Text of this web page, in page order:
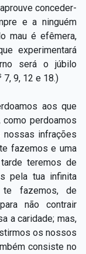
conceder-
e a ninguém
mau é efêmera,
experimentará
será o júbilo
7, 9, 12 e 18.)
aos que
perdoamos
nossas infrações
fazemos e uma
teremos de
pela tua infinita
te fazemos, de
não contrair
a caridade; mas,
os nossos
consiste no